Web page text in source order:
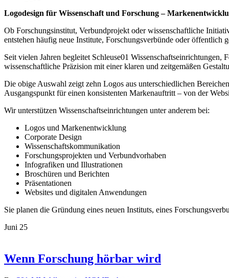
Logodesign für Wissenschaft und Forschung –
Ob Forschungsinstitut, Verbundprojekt oder wissenschaftliche
entstehen häufig neue Institute, Forschungsverbünde oder
Seit vielen Jahren begleitet Schleuse01
wissenschaftliche Präzision mit einer klaren und zeitgemäßen
Die obige Auswahl zeigt zehn Logos aus unterschiedlichen
Ausgangspunkt für einen konsistenten Markenauftritt – von der
Wir unterstützen Wissenschaftseinrichtungen unter anderem bei:
Logos und Markenentwicklung
Corporate Design
Wissenschaftskommunikation
Forschungsprojekten und Verbundvorhaben
Infografiken und Illustrationen
Broschüren und Berichten
Präsentationen
Websites und digitalen Anwendungen
Sie planen die Gründung eines neuen Instituts, eines
Juni 25
Wenn Forschung hörbar wird